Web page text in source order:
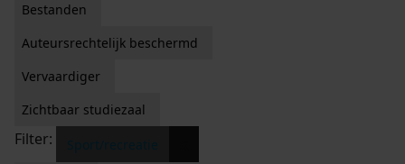
Bestanden
Auteursrechtelijk beschermd
Vervaardiger
Zichtbaar studiezaal
Filter: